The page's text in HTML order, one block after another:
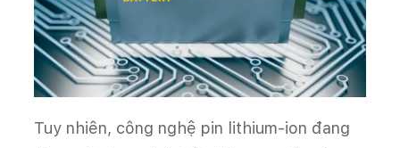
Tuy nhiên, công nghệ pin lithium-ion đang